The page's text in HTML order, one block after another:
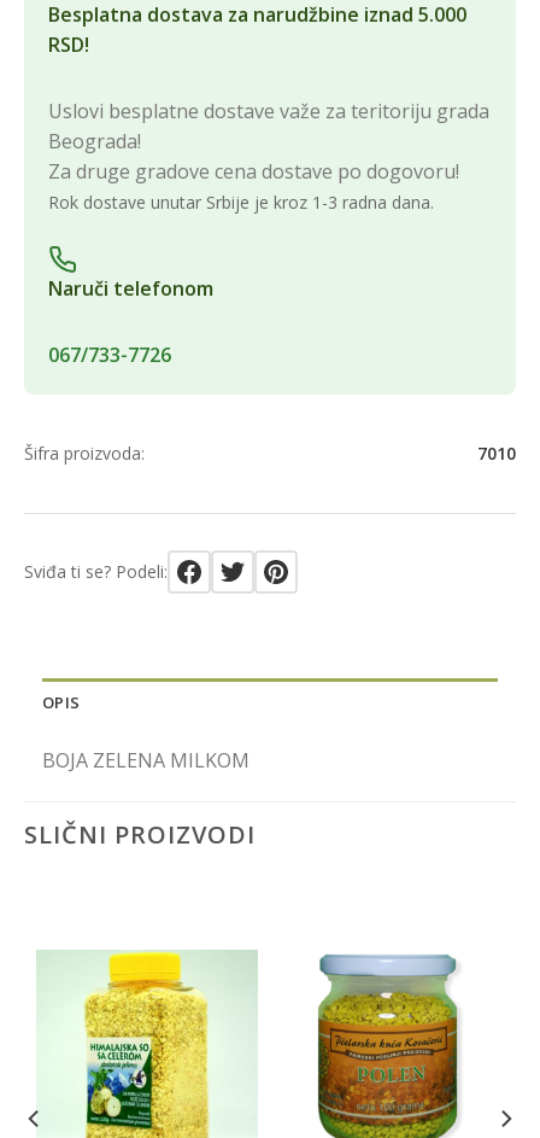
Besplatna dostava za narudžbine iznad 5.000
RSD!
Uslovi besplatne dostave važe za teritoriju grada
Beograda!
Za druge gradove cena dostave po dogovoru!
Rok dostave unutar Srbije je kroz 1-3 radna dana.
Naruči telefonom
067/733-7726
Šifra proizvoda: 7010
Sviđa ti se? Podeli:
OPIS
BOJA ZELENA MILKOM
SLIČNI PROIZVODI